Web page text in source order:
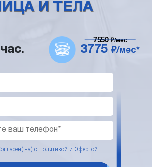
И ТЕЛА
3775 ₽/мес*
7550₽/мес
на) с Политикой и Офертой